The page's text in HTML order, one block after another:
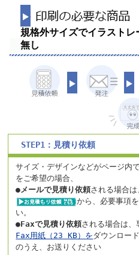
規格外サイズでイラスト
無し
STEP1：見積り依頼
サイズ・デザインなどがページ内
をご希望の場合、
● メールで見積り依頼される場合
から、 必要事項
い。
●Faxで見積り依頼される場合は、
Fax用紙（23 KB）をダウンロー
のうえ、お送りください